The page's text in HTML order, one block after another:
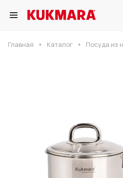
Главная Каталог Посуда из